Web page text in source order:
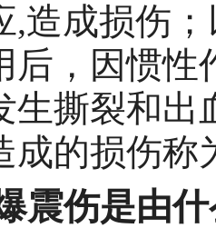
,造成损伤
后，因惯
生撕裂和出
成的损伤称
震伤是由